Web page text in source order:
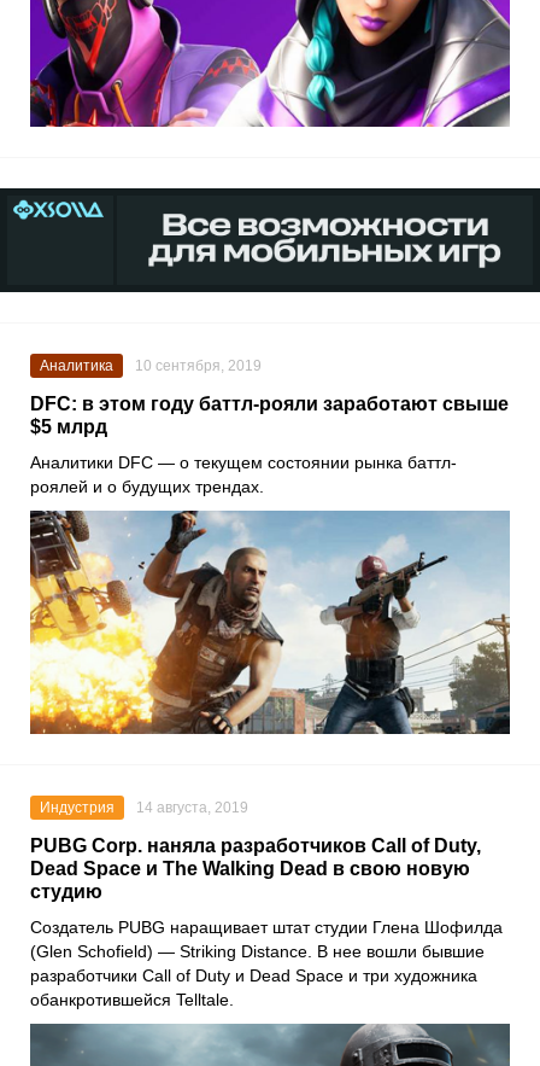
Аналитика 10 сентября, 2019
DFC: в этом году баттл-рояли заработают свыше
$5 млрд
Аналитики DFC — о текущем состоянии рынка баттл-
роялей и о будущих трендах.
Индустрия 14 августа, 2019
PUBG Corp. наняла разработчиков Call of Duty,
Dead Space и The Walking Dead в свою новую
студию
Создатель PUBG наращивает штат студии Глена Шофилда
(Glen Schofield) — Striking Distance. В нее вошли бывшие
разработчики Call of Duty и Dead Space и три художника
обанкротившейся Telltale.